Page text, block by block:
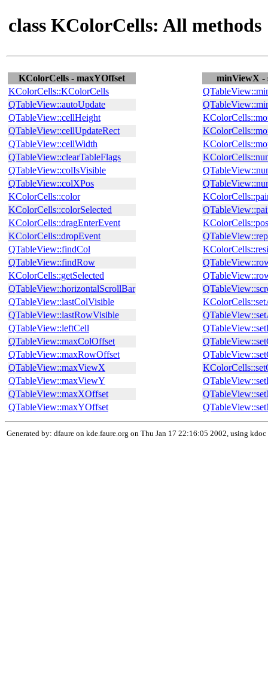
class KColorCells: All methods
KColorCells - maxYOffset
KColorCells::KColorCells
QTableView::autoUpdate
QTableView::cellHeight
QTableView::cellUpdateRect
QTableView::cellWidth
QTableView::clearTableFlags
QTableView::colIsVisible
QTableView::colXPos
KColorCells::color
KColorCells::colorSelected
KColorCells::dragEnterEvent
KColorCells::dropEvent
QTableView::findCol
QTableView::findRow
KColorCells::getSelected
QTableView::horizontalScrollBar
QTableView::lastColVisible
QTableView::lastRowVisible
QTableView::leftCell
QTableView::maxColOffset
QTableView::maxRowOffset
QTableView::maxViewX
QTableView::maxViewY
QTableView::maxXOffset
QTableView::maxYOffset
minViewX -
Generated by: dfaure on kde.faure.org on Thu Jan 17 22:16:05 2002, using kdoc